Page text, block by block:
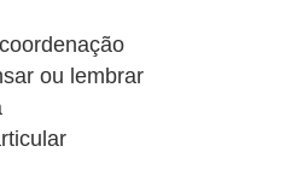
ou lembrar